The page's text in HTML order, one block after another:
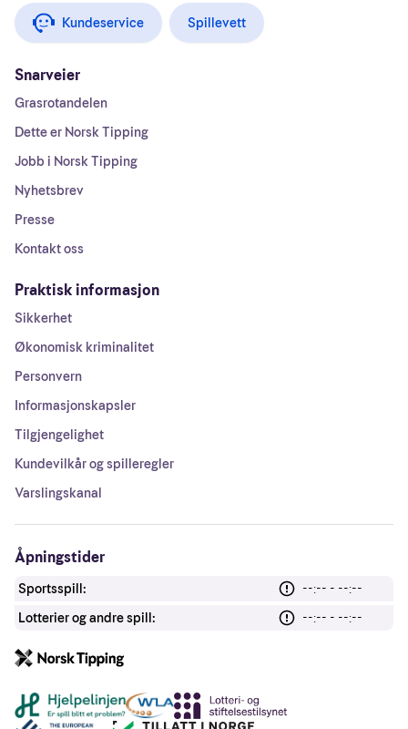
Kundeservice Spillevett
Snarveier
Grasrotandelen
Dette er Norsk Tipping
Jobb i Norsk Tipping
Nyhetsbrev
Presse
Kontakt oss
Praktisk informasjon
Sikkerhet
Økonomisk kriminalitet
Personvern
Informasjonskapsler
Tilgjengelighet
Kundevilkår og spilleregler
Varslingskanal
Åpningstider
Sportsspill:
--:-- - --:--
Lotterier og andre spill:
--:-- - --:--
Andre lenker